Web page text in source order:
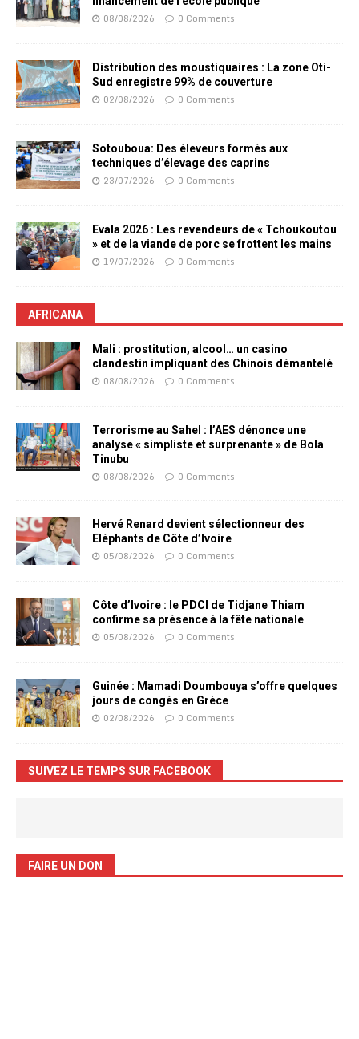
08/08/2026 0 Comments
Distribution des moustiquaires : La zone Oti-
Sud enregistre 99% de couverture
02/08/2026 0 Comments
Sotouboua: Des éleveurs formés aux
techniques d’élevage des caprins
23/07/2026 0 Comments
Evala 2026 : Les revendeurs de « Tchoukoutou
» et de la viande de porc se frottent les mains
19/07/2026 0 Comments
AFRICANA
Mali : prostitution, alcool… un casino
clandestin impliquant des Chinois démantelé
08/08/2026 0 Comments
Terrorisme au Sahel : l’AES dénonce une
analyse « simpliste et surprenante » de Bola
Tinubu
08/08/2026 0 Comments
Hervé Renard devient sélectionneur des
Eléphants de Côte d’Ivoire
05/08/2026 0 Comments
Côte d’Ivoire : le PDCI de Tidjane Thiam
confirme sa présence à la fête nationale
05/08/2026 0 Comments
Guinée : Mamadi Doumbouya s’offre quelques
jours de congés en Grèce
02/08/2026 0 Comments
SUIVEZ LE TEMPS SUR FACEBOOK
FAIRE UN DON